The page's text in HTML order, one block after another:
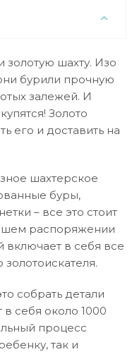
золотую шахту. Изо
бурили прочную
залежей. И
Золото
его и доставить на
шахтерское
буры,
– все это стоит
распоряжении
включает в себя все
собрать детали
себя около 1000
процесс
так и